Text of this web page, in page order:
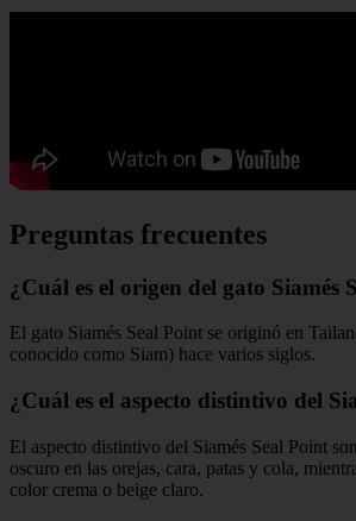
Preguntas frecuentes
¿Cuál es el origen del gato Siamés
El gato Siamés Seal Point se originó en
conocido como Siam) hace varios siglos.
¿Cuál es el aspecto distintivo del
El aspecto distintivo del Siamés Seal Point
oscuro en las orejas, cara, patas y cola,
color crema o beige claro.